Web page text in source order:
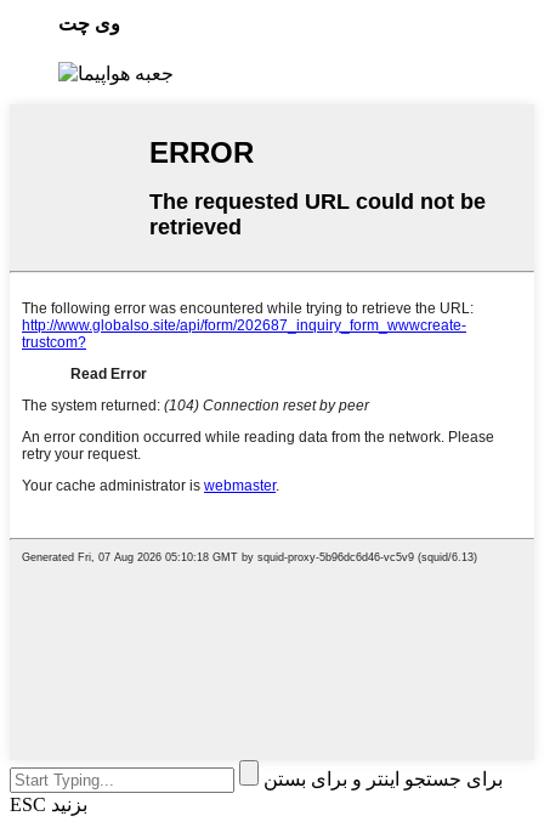
وی چت
برای جستجو اینتر و برای بستن
ESC بزنید